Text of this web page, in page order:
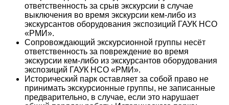
ответственность за срыв экскурсии в случае
выключения во время экскурсии кем-либо из
экскурсантов оборудования экспозиций ГАУК НСО
«РМИ».
Сопровождающий экскурсионной группы несёт
ответственность за повреждение во время
экскурсии кем-либо из экскурсантов оборудования
экспозиций ГАУК НСО «РМИ».
Исторический парк оставляет за собой право не
принимать экскурсионные группы, не записанные
предварительно, в случае, если это нарушает